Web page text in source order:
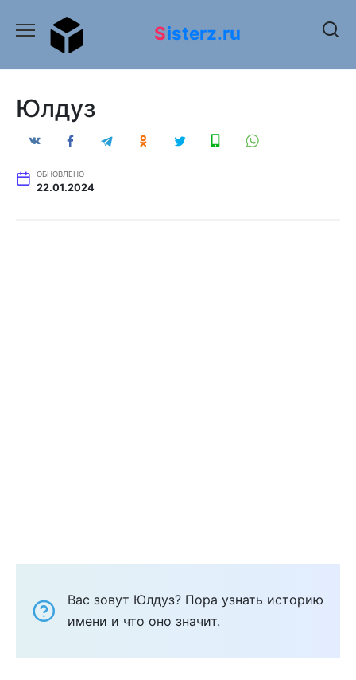
содержанию
Sisterz.ru
Юлдуз
ОБНОВЛЕНО
22.01.2024
Вас зовут Юлдуз? Пора узнать историю
имени и что оно значит.